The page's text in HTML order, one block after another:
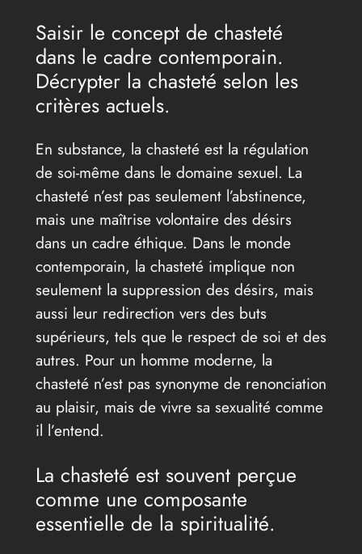
Saisir le concept de chasteté
dans le cadre contemporain.
Décrypter la chasteté selon les
critères actuels.
En substance, la chasteté est la régulation
de soi-même dans le domaine sexuel. La
chasteté n’est pas seulement l’abstinence,
mais une maîtrise volontaire des désirs
dans un cadre éthique. Dans le monde
contemporain, la chasteté implique non
seulement la suppression des désirs, mais
aussi leur redirection vers des buts
supérieurs, tels que le respect de soi et des
autres. Pour un homme moderne, la
chasteté n’est pas synonyme de renonciation
au plaisir, mais de vivre sa sexualité comme
il l’entend.
La chasteté est souvent perçue
comme une composante
essentielle de la spiritualité.